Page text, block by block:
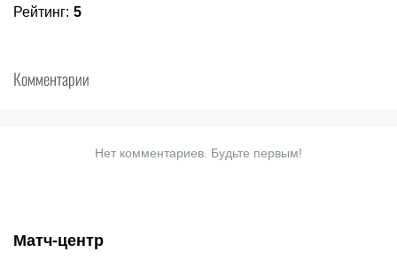
Рейтинг: 5
Комментарии
Нет комментариев. Будьте первым!
Матч-центр